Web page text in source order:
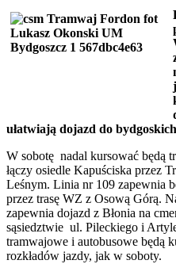
ułatwiają dojazd do
W sobotę nadal kursować będą
łączy osiedle Kapuściska przez
Leśnym. Linia nr 109 zapewnia
przez trasę WZ z Osową Górą.
zapewnia dojazd z Błonia na
sąsiedztwie ul. Pileckiego i
tramwajowe i autobusowe będą
rozkładów jazdy, jak w soboty.